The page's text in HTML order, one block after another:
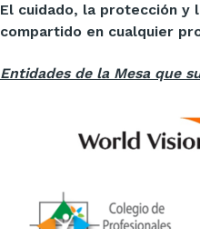
El cuidado, la protección y
compartido en cualquier
Entidades de la Mesa que